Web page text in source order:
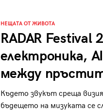
НЕЩАТА ОТ ЖИВОТА
RADAR Festival
електроника,
между
Където звукът среща
бъдещето на мизуката се